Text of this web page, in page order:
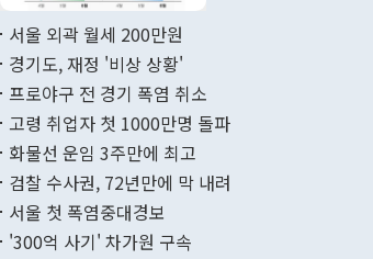
무너졌다고도 했다
함께 4자 대화의 동
며 월간 기준 처음
196.9% 급증했고
수출은 160.4% 늘
서울 외곽 월세 200만원
경기도, 재정 '비상 상황'
프로야구 전 경기 폭염 취소
고령 취업자 첫 1000만명 돌파
화물선 운임 3주만에 최고
검찰 수사권, 72년만에 막 내려
서울 첫 폭염중대경보
'300억 사기' 차가원 구속